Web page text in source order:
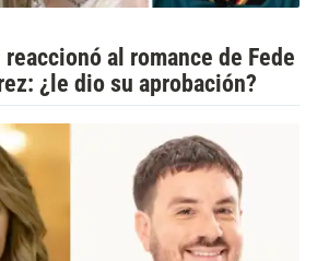
al romance de Fede
¿le dio su aprobación?